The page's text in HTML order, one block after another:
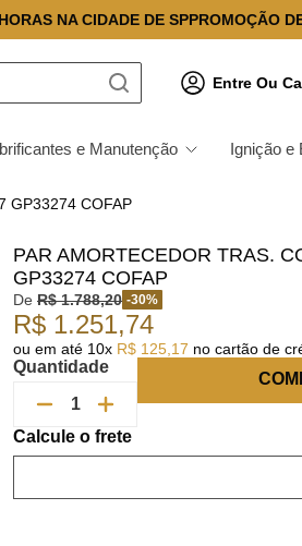
NA CIDADE DE SPPROMOÇÃO
Entre Ou
e Manutenção Ignição e
GP33274 COFAP
PAR AMORTECEDOR TRAS.
GP33274 COFAP
De R$ 1.788,20 -30%
R$ 1.251,74
ou em até 10x R$ 125 17 no cartão de
Quantidade